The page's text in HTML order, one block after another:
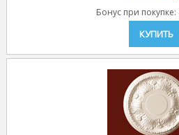
Бонус при покупке:
КУПИТЬ